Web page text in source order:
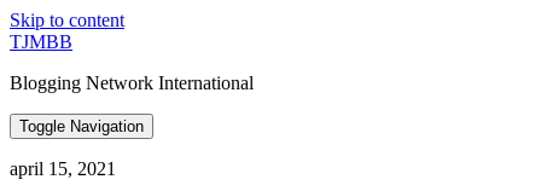
Skip to content
TJMBB
Blogging Network International
Toggle Navigation
april 15, 2021